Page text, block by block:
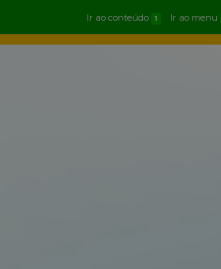
Ir ao conteúdo 1 Ir ao menu